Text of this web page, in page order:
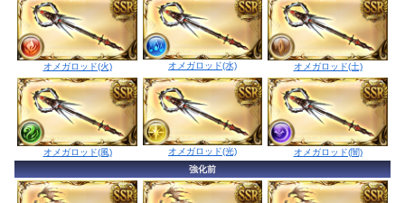
オメガロッド(火) オメガロッド(水) オメガロッド(土)
オメガロッド(風) オメガロッド(光)
オメガロッド(闇)
強化前